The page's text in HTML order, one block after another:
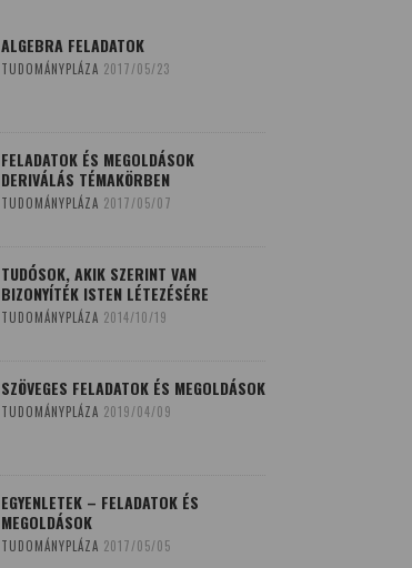
ALGEBRA FELADATOK
TUDOMÁNYPLÁZA 2017/05/23
FELADATOK ÉS MEGOLDÁSOK
DERIVÁLÁS TÉMAKÖRBEN
TUDOMÁNYPLÁZA 2017/05/07
TUDÓSOK, AKIK SZERINT VAN
BIZONYÍTÉK ISTEN LÉTEZÉSÉRE
TUDOMÁNYPLÁZA 2014/10/19
SZÖVEGES FELADATOK ÉS MEGOLDÁSOK
TUDOMÁNYPLÁZA 2019/04/09
EGYENLETEK – FELADATOK ÉS
MEGOLDÁSOK
TUDOMÁNYPLÁZA 2017/05/05